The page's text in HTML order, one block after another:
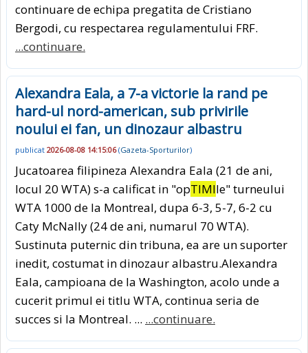
continuare de echipa pregatita de Cristiano
Bergodi, cu respectarea regulamentului FRF.
...continuare.
Alexandra Eala, a 7-a victorie la rand pe
hard-ul nord-american, sub privirile
noului ei fan, un dinozaur albastru
publicat 2026-08-08 14:15:06(Gazeta-Sporturilor)
Jucatoarea filipineza Alexandra Eala (21 de ani,
locul 20 WTA) s-a calificat in "opTIMIle" turneului
WTA 1000 de la Montreal, dupa 6-3, 5-7, 6-2 cu
Caty McNally (24 de ani, numarul 70 WTA).
Sustinuta puternic din tribuna, ea are un suporter
inedit, costumat in dinozaur albastru.Alexandra
Eala, campioana de la Washington, acolo unde a
cucerit primul ei titlu WTA, continua seria de
succes si la Montreal. ... ...continuare.